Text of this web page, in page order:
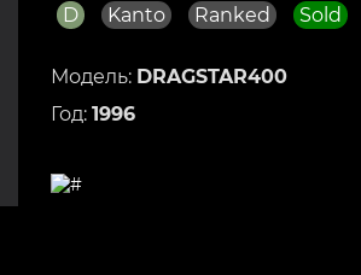
D Kanto Ranked Sold
Модель: DRAGSTAR400
Год: 1996